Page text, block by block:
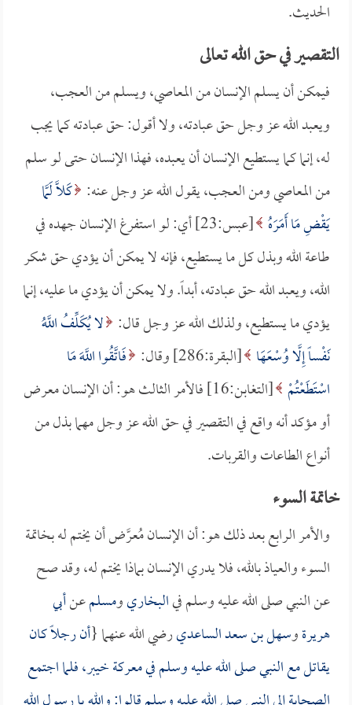
الحديث.
التقصير في حق الله تعالى
فيمكن أن يسلم الإنسان من المعاصي، ويسلم من العجب،
ويعبد الله عز وجل حق عبادته، ولا أقول: حق عبادته كما يجب
له، إنما كما يستطيع الإنسان أن يعبده، فهذا الإنسان حتى لو سلم
من المعاصي ومن العجب، يقول الله عز وجل عنه: كَلَّا لَمَّا
يَقْضِ مَا أَمَرَهُ
[عبس:23] أي: لو استفرغ الإنسان جهده في
طاعة الله وبذل كل ما يستطيع، فإنه لا يمكن أن يؤدي حق شكر
الله، ويعبد الله حق عبادته، أبداً. ولا يمكن أن يؤدي ما عليه، إنما
يؤدي ما يستطيع، ولذلك الله عز وجل قال: لا يُكَلِّفُ اللَّهُ
نَفْساً إِلَّا وُسْعَهَا [البقرة:286] وقال:
فَاتَّقُوا اللَّهَ مَا
اسْتَطَعْتُمْ
[التغابن:16] فالأمر الثالث هو: أن الإنسان معرض
أو مؤكد أنه واقع في التقصير في حق الله عز وجل مهما بذل من
أنواع الطاعات والقربات.
خاتمة السوء
والأمر الرابع بعد ذلك هو: أن الإنسان مُعرَّض أن يختم له بخاتمة
السوء والعياذ بالله، فلا يدري الإنسان بماذا يختم له، وقد صح
عن النبي صلى الله عليه وسلم فيالبخاريومسلمعنأبي
هريرةوسهل بن سعد الساعديرضي الله عنهما {أن رجلاً كان
يقاتل مع النبي صلى الله عليه وسلم في معركة خيبر، فلما اجتمع